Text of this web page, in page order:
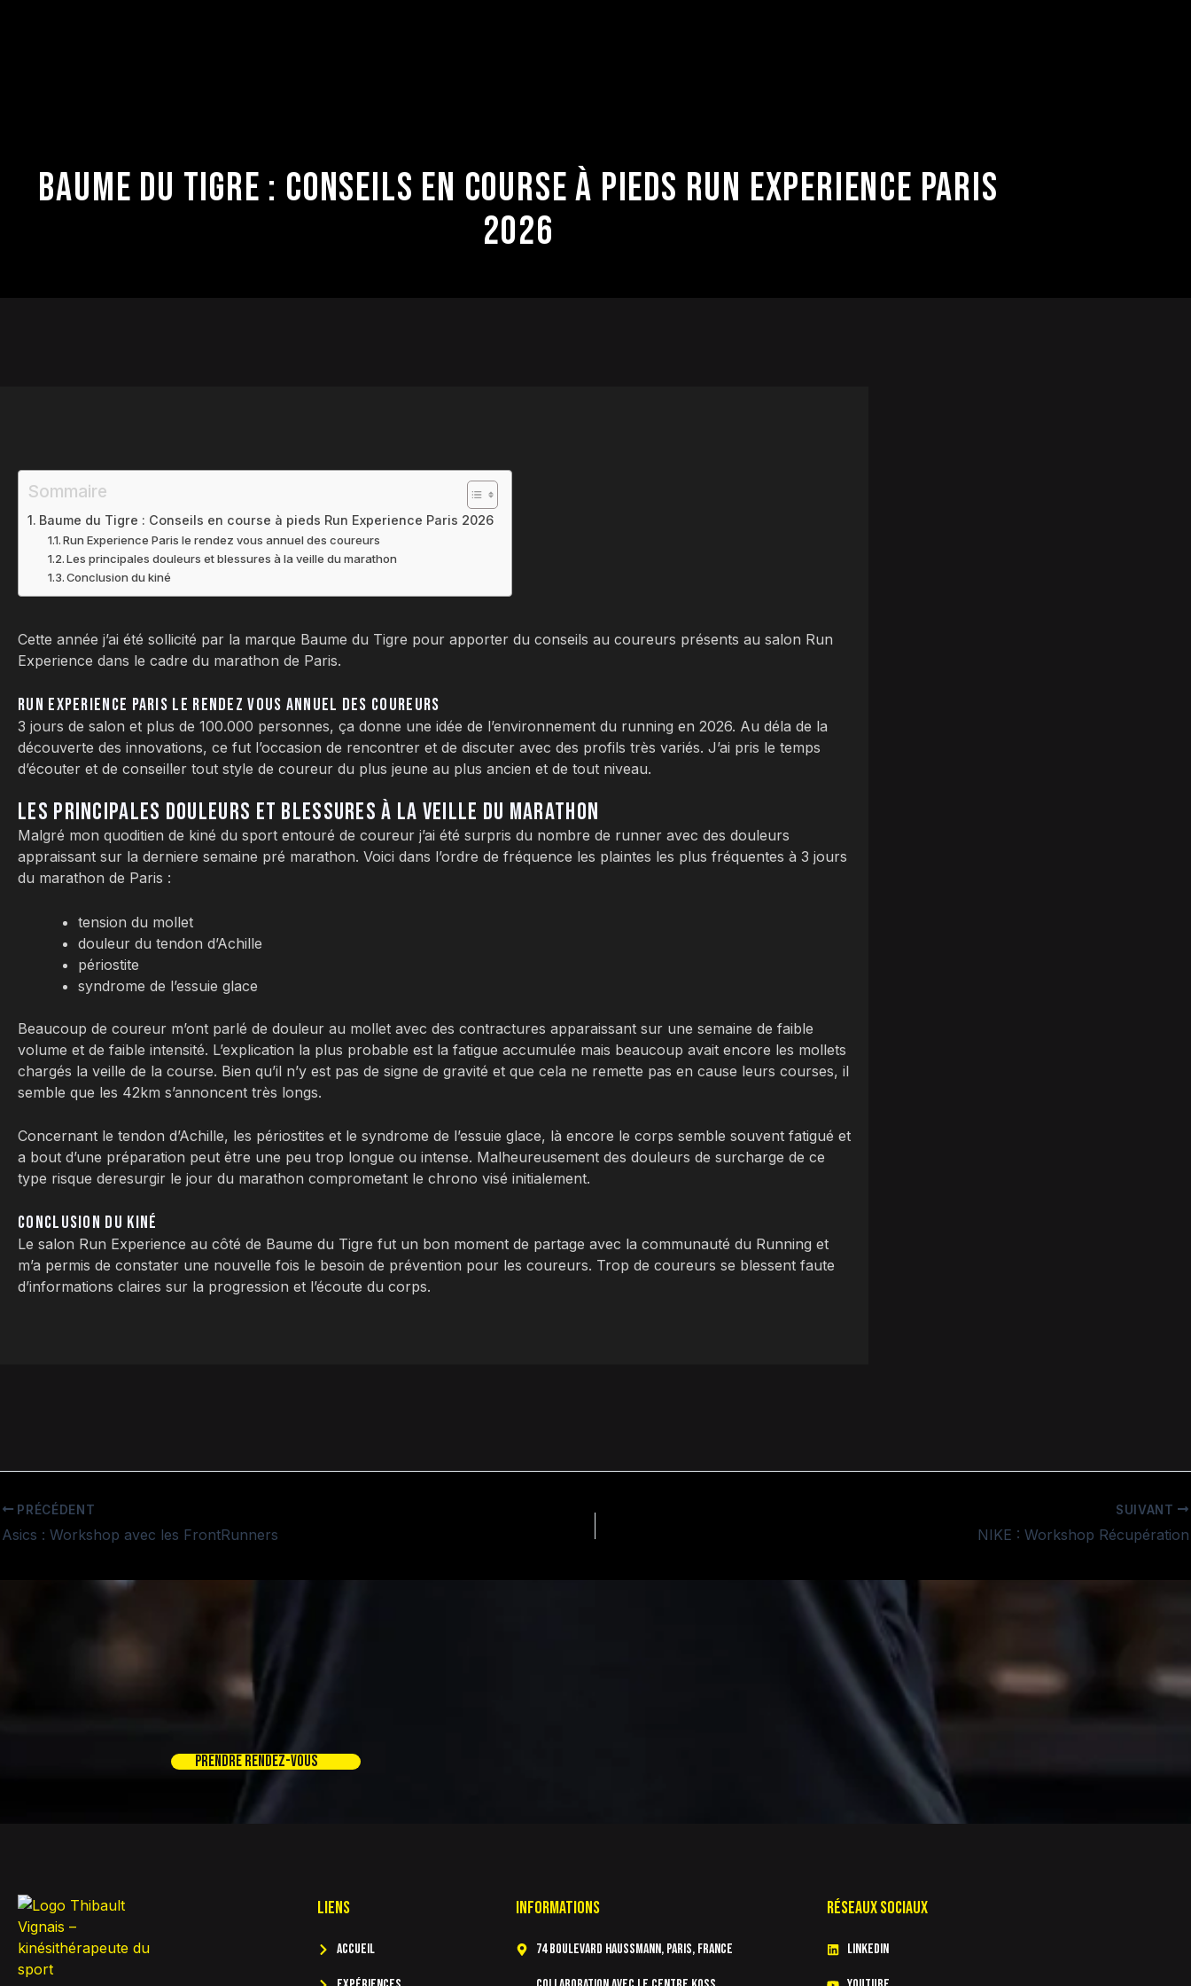
BAUME DU TIGRE : CONSEILS EN COURSE À PIEDS RUN EXPERIENCE PARIS
2026
Sommaire
Baume du Tigre : Conseils en course à pieds Run Experience Paris 2026
Run Experience Paris le rendez vous annuel des coureurs
Les principales douleurs et blessures à la veille du marathon
Conclusion du kiné
Cette année j’ai été sollicité par la marque Baume du Tigre pour apporter du conseils au coureurs présents au salon Run
Experience dans le cadre du marathon de Paris.
RUN EXPERIENCE PARIS LE RENDEZ VOUS ANNUEL DES COUREURS
3 jours de salon et plus de 100.000 personnes, ça donne une idée de l’environnement du running en 2026. Au déla de la
découverte des innovations, ce fut l’occasion de rencontrer et de discuter avec des profils très variés. J’ai pris le temps
d’écouter et de conseiller tout style de coureur du plus jeune au plus ancien et de tout niveau.
LES PRINCIPALES DOULEURS ET BLESSURES À LA VEILLE DU MARATHON
Malgré mon quoditien de kiné du sport entouré de coureur j’ai été surpris du nombre de runner avec des douleurs
appraissant sur la derniere semaine pré marathon. Voici dans l’ordre de fréquence les plaintes les plus fréquentes à 3 jours
du marathon de Paris :
tension du mollet
douleur du tendon d’Achille
périostite
syndrome de l’essuie glace
Beaucoup de coureur m’ont parlé de douleur au mollet avec des contractures apparaissant sur une semaine de faible
volume et de faible intensité. L’explication la plus probable est la fatigue accumulée mais beaucoup avait encore les mollets
chargés la veille de la course. Bien qu’il n’y est pas de signe de gravité et que cela ne remette pas en cause leurs courses, il
semble que les 42km s’annoncent très longs.
Concernant le tendon d’Achille, les périostites et le syndrome de l’essuie glace, là encore le corps semble souvent fatigué et
a bout d’une préparation peut être une peu trop longue ou intense. Malheureusement des douleurs de surcharge de ce
type risque deresurgir le jour du marathon comprometant le chrono visé initialement.
CONCLUSION DU KINÉ
Le salon Run Experience au côté de Baume du Tigre fut un bon moment de partage avec la communauté du Running et
m’a permis de constater une nouvelle fois le besoin de prévention pour les coureurs. Trop de coureurs se blessent faute
d’informations claires sur la progression et l’écoute du corps.
PRÉCÉDENT
Asics : Workshop avec les FrontRunners
SUIVANT
NIKE : Workshop Récupération
Prendre rendez-vous
Liens
Accueil
Informations
74 Boulevard Haussmann, Paris, France
Réseaux sociaux
Linkedin